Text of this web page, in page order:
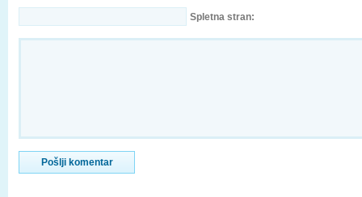
Spletna stran: